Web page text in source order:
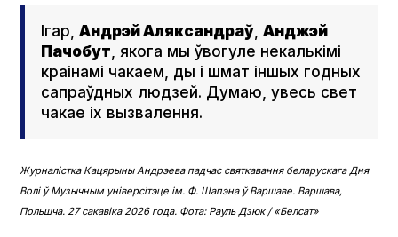
Ігар,Андрэй Аляксандраў,Анджэй
Пачобут, якога мы ўвогуле некалькімі
краінамі чакаем, ды і шмат іншых годных
сапраўдных людзей. Думаю, увесь свет
чакае іх вызвалення.
Журналістка Кацярыны Андрэева падчас святкавання беларускага Дня
Волі ў Музычным універсітэце ім. Ф. Шапэна ў Варшаве. Варшава,
Польшча. 27 сакавіка 2026 года. Фота: Рауль Дзюк / «Белсат»